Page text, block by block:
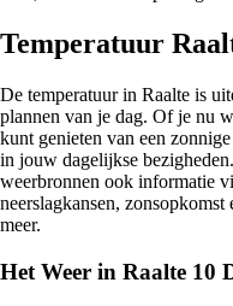
Temperatuur
De temperatuur in Raalte is
plannen van je dag. Of je nu
kunt genieten van een
in jouw dagelijkse
weerbronnen ook informatie
neerslagkansen,
meer.
Het Weer in Raalte 10